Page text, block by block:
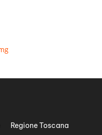
Regione Toscana